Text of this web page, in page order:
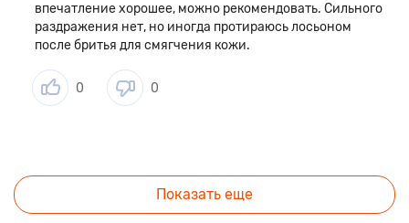
впечатление хорошее, можно рекомендовать. Сильного
раздражения нет, но иногда протираюсь лосьоном
после бритья для смягчения кожи.
0 0
Показать еще